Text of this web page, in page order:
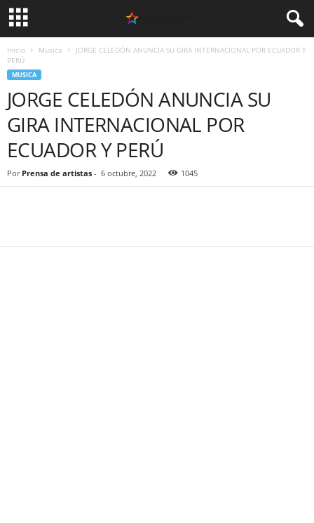
Inicio Musica
JORGE CELEDÓN ANUNCIA SU GIRA INTERNACIONAL POR ECUADOR Y
PERÚ
MUSICA
JORGE CELEDÓN ANUNCIA SU
GIRA INTERNACIONAL POR
ECUADOR Y PERÚ
Por Prensa de artistas - 6 octubre, 2022 1045